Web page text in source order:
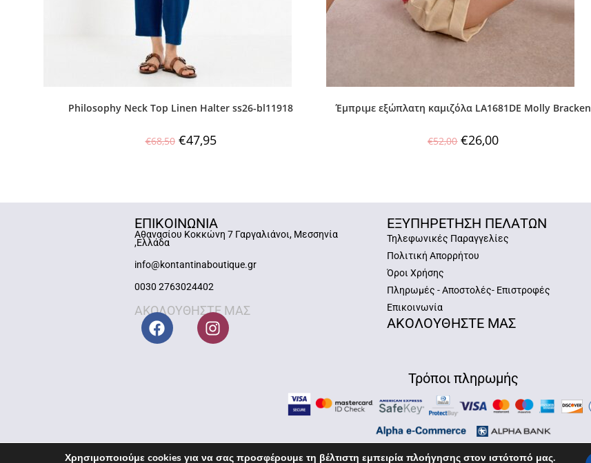
Philosophy Neck Top Linen Halter ss26-bl11918
€68,50 €47,95
Έμπριμε εξώπλατη καμιζόλα LA1681DE Molly Bracken
€52,00 €26,00
ΕΠΙΚΟΙΝΩΝΙΑ
Αθανασίου Κοκκώνη 7 Γαργαλιάνοι, Μεσσηνία
,Ελλάδα
info@kontantinaboutique.gr
0030 2763024402
ΑΚΟΛΟΥΘΗΣΤΕ ΜΑΣ
ΕΞΥΠΗΡΕΤΗΣΗ ΠΕΛΑΤΩΝ
Τηλεφωνικές Παραγγελίες
Πολιτική Απορρήτου
Όροι Χρήσης
Πληρωμές - Αποστολές- Επιστροφές
Επικοινωνία
ΑΚΟΛΟΥΘΗΣΤΕ ΜΑΣ
Τρόποι πληρωμής
Χρησιμοποιούμε cookies για να σας προσφέρουμε τη βέλτιστη εμπειρία πλοήγησης στον ιστότοπό μας.